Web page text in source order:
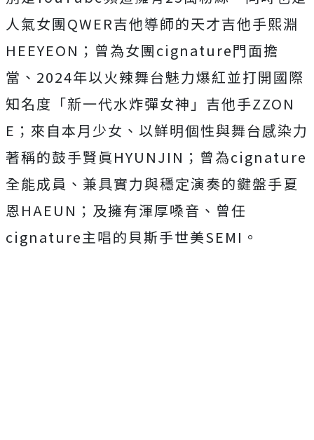
人氣女團QWER吉他導師的天才吉他手熙淵
HEEYEON ；曾為女團cignature門面擔
當、 2024年以火辣舞台魅力爆紅並打開國際
知名度「新一代水炸彈女神」吉他手ZZON
E ；來自本月少女、以鮮明個性與舞台感染力
著稱的鼓手賢眞HYU NJIN ；曾為cignature
全能成員、 兼具實力與穩定演奏的鍵盤手夏
恩HAEUN ；及擁有渾厚嗓音、 曾任
cignature主唱的貝斯手世美SEMI 。